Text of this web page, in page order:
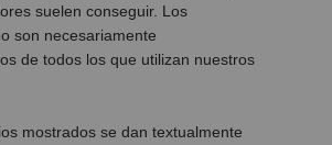
suelen conseguir. Los
son necesariamente
de todos los que utilizan nuestros
mostrados se dan textualmente